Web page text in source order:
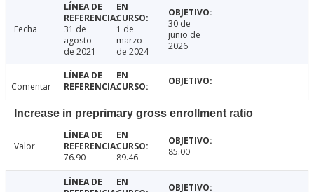
Fecha
31 de
agosto
de 2021
1 de
marzo
de 2024
30 de
junio de
2026
Comentar
Increase in preprimary gross enrollment ratio
Valor
76.90
89.46 85.00